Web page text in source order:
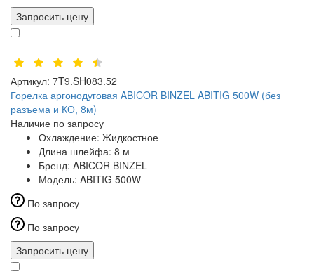
Запросить цену
Артикул: 7T9.SH083.52
Горелка аргонодуговая ABICOR BINZEL ABITIG 500W (без
разъема и КО, 8м)
Наличие по запросу
Охлаждение: Жидкостное
Длина шлейфа: 8 м
Бренд: ABICOR BINZEL
Модель: ABITIG 500W
По запросу
По запросу
Запросить цену